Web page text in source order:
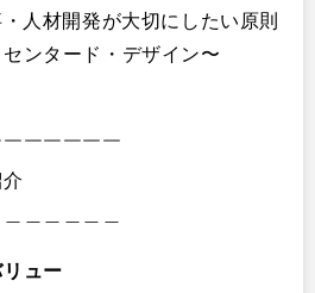
材開発が大切にしたい原則
ンタード・デザイン〜
￣￣￣￣￣
ュー